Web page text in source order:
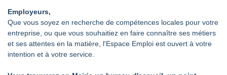
Employeurs,
Que vous soyez en recherche de compétences locales pour votre
entreprise, ou que vous souhaitiez en faire connaître ses métiers
et ses attentes en la matière, l'Espace Emploi est ouvert à votre
intention et à votre service.